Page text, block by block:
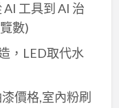
AI 工具到 AI 治
數)
，LED取代水
價格,室內粉刷